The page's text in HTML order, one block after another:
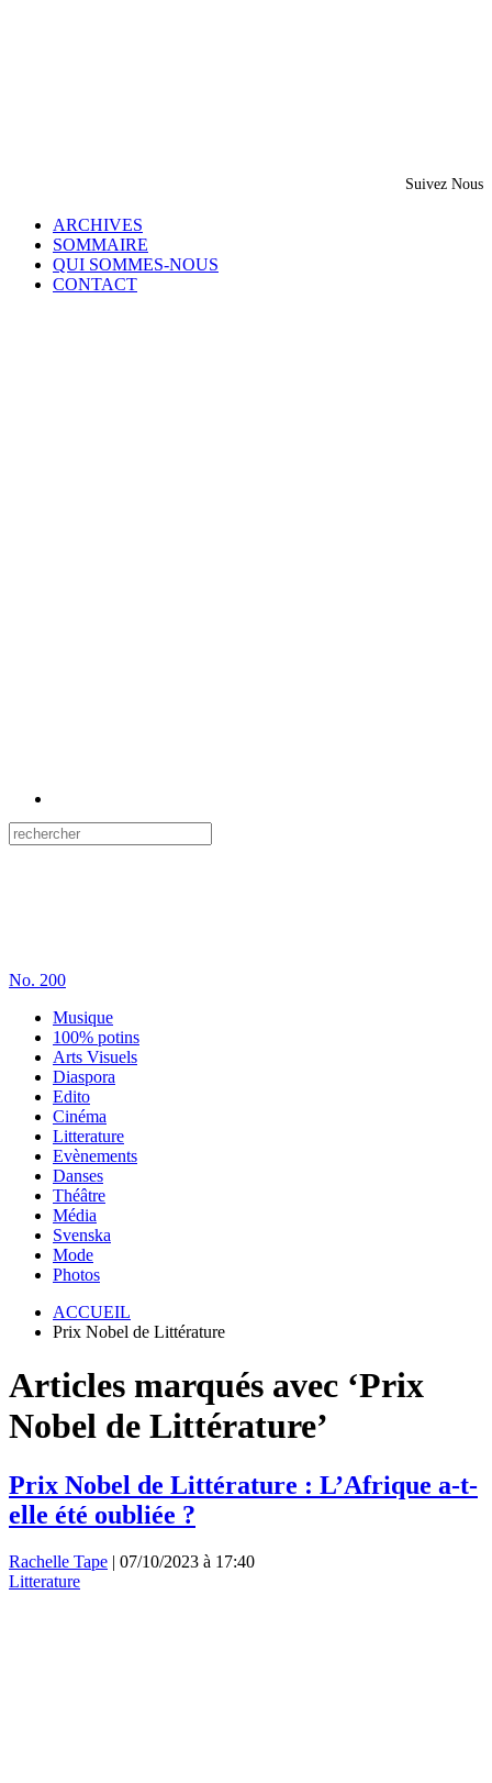
Suivez Nous
ARCHIVES
SOMMAIRE
QUI SOMMES-NOUS
CONTACT
No. 200
Musique
100% potins
Arts Visuels
Diaspora
Edito
Cinéma
Litterature
Evènements
Danses
Théâtre
Média
Svenska
Mode
Photos
ACCUEIL
Prix Nobel de Littérature
Articles marqués avec ‘Prix
Nobel de Littérature’
Prix Nobel de Littérature : L’Afrique a-t-
elle été oubliée ?
Rachelle Tape | 07/10/2023 à 17:40
Litterature